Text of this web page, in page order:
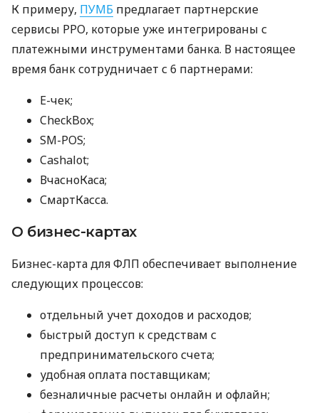
К примеру, ПУМБ предлагает партнерские
сервисы РРО, которые уже интегрированы с
платежными инструментами банка. В настоящее
время банк сотрудничает с 6 партнерами:
E-чек;
CheckBox;
SM-POS;
Cashalot;
ВчасноКаса;
СмартКасса.
О бизнес-картах
Бизнес-карта для ФЛП обеспечивает выполнение
следующих процессов:
отдельный учет доходов и расходов;
быстрый доступ к средствам с
предпринимательского счета;
удобная оплата поставщикам;
безналичные расчеты онлайн и офлайн;